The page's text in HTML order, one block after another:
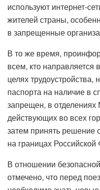
используют интернет-
жителей страны,
в запрещенные
В то же время,
всем, кто
целях
паспорта на наличие в
запрещен, в
действующих во всех
затем принять решение
на границах
В отношении
отмечено, что перед